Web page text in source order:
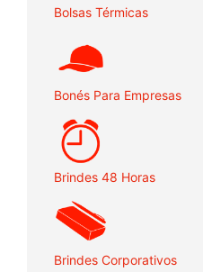
Bolsas Térmicas
Bonés Para Empresas
Brindes 48 Horas
Brindes Corporativos